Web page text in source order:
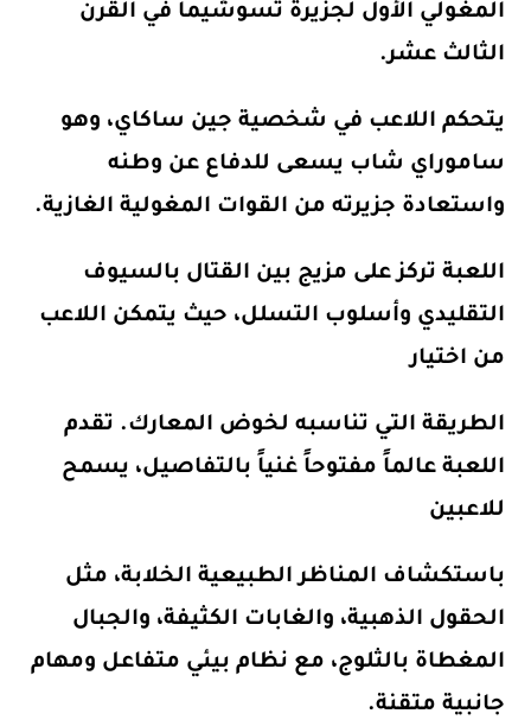
المغولي الأول لجزيرة تسوشيما في القرن
الثالث عشر.
يتحكم اللاعب في شخصية جين ساكاي، وهو
ساموراي شاب يسعى للدفاع عن وطنه
واستعادة جزيرته من القوات المغولية الغازية.
اللعبة تركز على مزيج بين القتال بالسيوف
التقليدي وأسلوب التسلل، حيث يتمكن اللاعب
من اختيار
الطريقة التي تناسبه لخوض المعارك. تقدم
اللعبة عالماً مفتوحاً غنياً بالتفاصيل، يسمح
للاعبين
باستكشاف المناظر الطبيعية الخلابة، مثل
الحقول الذهبية، والغابات الكثيفة، والجبال
المغطاة بالثلوج، مع نظام بيئي متفاعل ومهام
جانبية متقنة.